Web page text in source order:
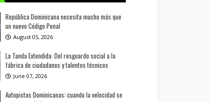
República Dominicana necesita mucho más que
un nuevo Código Penal
August 05, 2026
La Tanda Extendida: Del resguardo social a la
fábrica de ciudadanos y talentos técnicos
June 07, 2026
Autopistas Dominicanas: cuando la velocidad se